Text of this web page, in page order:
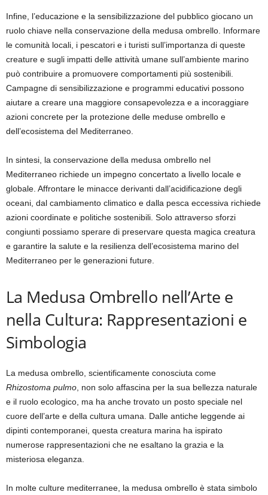
Infine, l’educazione e la sensibilizzazione del pubblico giocano un
ruolo chiave nella conservazione della medusa ombrello. Informare
le comunità locali, i pescatori e i turisti sull’importanza di queste
creature e sugli impatti delle attività umane sull’ambiente marino
può contribuire a promuovere comportamenti più sostenibili.
Campagne di sensibilizzazione e programmi educativi possono
aiutare a creare una maggiore consapevolezza e a incoraggiare
azioni concrete per la protezione delle meduse ombrello e
dell’ecosistema del Mediterraneo.
In sintesi, la conservazione della medusa ombrello nel
Mediterraneo richiede un impegno concertato a livello locale e
globale. Affrontare le minacce derivanti dall’acidificazione degli
oceani, dal cambiamento climatico e dalla pesca eccessiva richiede
azioni coordinate e politiche sostenibili. Solo attraverso sforzi
congiunti possiamo sperare di preservare questa magica creatura
e garantire la salute e la resilienza dell’ecosistema marino del
Mediterraneo per le generazioni future.
La Medusa Ombrello nell’Arte e
nella Cultura: Rappresentazioni e
Simbologia
La medusa ombrello, scientificamente conosciuta come
Rhizostoma pulmo , non solo affascina per la sua bellezza naturale
e il ruolo ecologico, ma ha anche trovato un posto speciale nel
cuore dell’arte e della cultura umana. Dalle antiche leggende ai
dipinti contemporanei, questa creatura marina ha ispirato
numerose rappresentazioni che ne esaltano la grazia e la
misteriosa eleganza.
In molte culture mediterranee, la medusa ombrello è stata simbolo